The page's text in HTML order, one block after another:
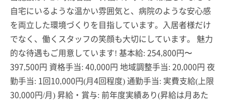
自宅にいるような温かい雰囲気と、病院のような安心感
を両立した環境づくりを目指しています。入居者様だけ
でなく、働くスタッフの笑顔も大切にしています。 魅力
的な待遇もご用意しています! 基本給: 254,800円〜
397,500円 資格手当: 40,000円 地域調整手当: 20,000円 夜
勤手当: 1回10,000円(月4回程度) 通勤手当: 実費支給(上限
30,000円/月) 昇給・賞与: 前年度実績あり(昇給は月あた